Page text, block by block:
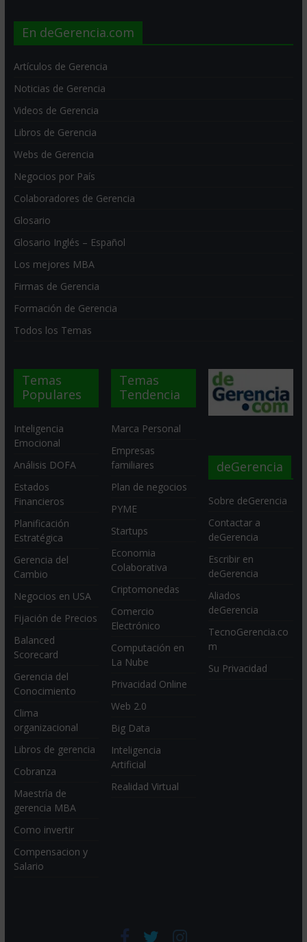
En deGerencia.com
Artículos de Gerencia
Noticias de Gerencia
Videos de Gerencia
Libros de Gerencia
Webs de Gerencia
Negocios por País
Colaboradores de Gerencia
Glosario
Glosario Inglés – Español
Los mejores MBA
Firmas de Gerencia
Formación de Gerencia
Todos los Temas
Temas
Populares
Inteligencia
Emocional
Análisis DOFA
Estados
Financieros
Planificación
Estratégica
Gerencia del
Cambio
Negocios en USA
Fijación de Precios
Balanced
Scorecard
Gerencia del
Conocimiento
Clima
organizacional
Libros de gerencia
Cobranza
Maestría de
gerencia MBA
Como invertir
Compensacion y
Salario
Temas
Tendencia
Marca Personal
Empresas
familiares
Plan de negocios
PYME
Startups
Economia
Colaborativa
Criptomonedas
Comercio
Electrónico
Computación en
La Nube
Privacidad Online
Web 2.0
Big Data
Inteligencia
Artificial
Realidad Virtual
deGerencia
Sobre deGerencia
Contactar a
deGerencia
Escribir en
deGerencia
Aliados
deGerencia
TecnoGerencia.co
m
Su Privacidad